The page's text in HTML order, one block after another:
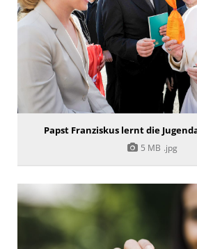
Papst Franziskus lernt die
5 MB .jpg